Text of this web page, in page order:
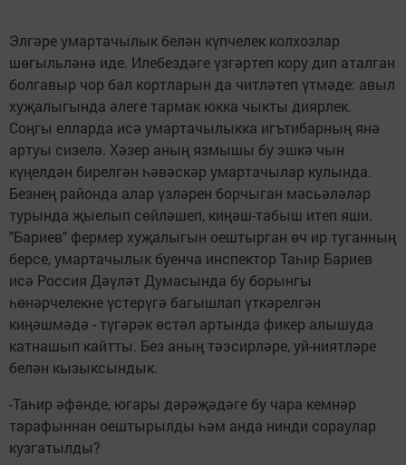
Элгәре умартачылык белән күпчелек колхозлар
шөгыльләнә иде. Илебездәге үзгәртеп кору дип аталган
болгавыр чор бал кортларын да читләтеп үтмәде: авыл
хуҗалыгында әлеге тармак юкка чыкты диярлек.
Соңгы елларда исә умартачылыкка игътибарның янә
артуы сизелә. Хәзер аның язмышы бу эшкә чын
күңелдән бирелгән һәвәскәр умартачылар кулында.
Безнең районда алар үзләрен борчыган мәсьәләләр
турында җыелып сөйләшеп, киңәш-табыш итеп яши.
"Бариев" фермер хуҗалыгын оештырган өч ир туганның
берсе, умартачылык буенча инспектор Таһир Бариев
исә Россия Дәүләт Думасында бу борынгы
һөнәрчелекне үстерүгә багышлап үткәрелгән
киңәшмәдә - түгәрәк өстәл артында фикер алышуда
катнашып кайтты. Без аның тәэсирләре, уй-ниятләре
белән кызыксындык.
-Таһир әфәнде, югары дәрәҗәдәге бу чара кемнәр
тарафыннан оештырылды һәм анда нинди сораулар
кузгатылды?